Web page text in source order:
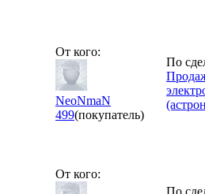
От кого:
NeoNmaN
499(покупатель)
По
От кого:
По